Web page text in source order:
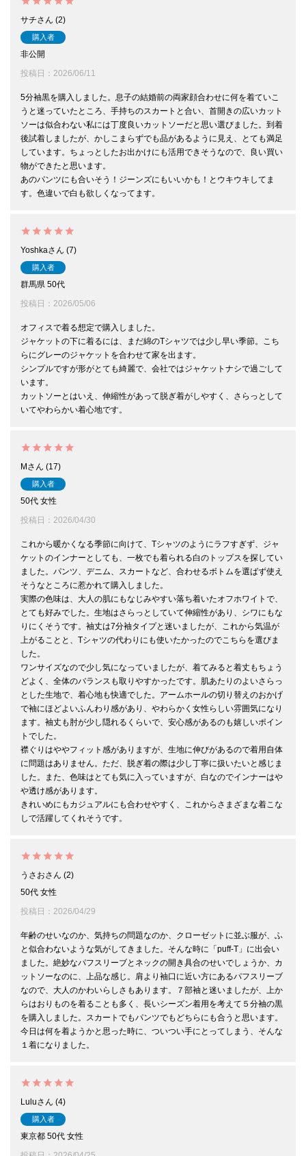
サチ 2
購入者
非公開
投稿日
2026/06/11
5分袖黒を購入しました。息子の結婚前の両家顔合わせに何を着ていこ
うと迷っていたところ、手持ちのスカートと合い、首開きの広いカット
ソーは似合わない私には丁度良いカットソーだと思い選びました。到着
後試着しましたが、かしこまらずでも品があるように見え、とても満足
しています。ちょっとしたお出かけにも活用できそうなので、良い買い
物ができたと思います。
あのパンツにも合いそう！ジーンズにもいいかも！とウキウキしてま
す。色違いで白も欲しくなってます。
Yoshka 7
購入者
群馬県 50代
投稿日
2026/05/06
オフィスで着る想定で購入しました。
ジャケットの下に着るには、まだ綿のTシャツでは少し早い季節。こち
らにグレーのジャケットを合わせて家を出ます。
シンプルですが形がとても綺麗で、会社ではジャケットナシで過ごして
います。
カットソーとはいえ、伸縮性があって脱ぎ着がしやすく、さらっとして
いてやわらかい着心地です。
M 17
購入者
50代 女性
投稿日
2026/04/30
これから暖かくなる季節に向けて、Tシャツのようにラフすぎず、ジャ
ケットのインナーとしても、一枚でも着られる白のトップスを探してい
ました。パンツ、デニム、スカートなど、合わせるボトムを選ばず使え
そうなところに惹かれて購入しました。
実際の色味は、大人の肌にもなじみやすい落ち着いたオフホワイトで、
とても好みでした。生地はさらっとしていて伸縮性があり、シワにもな
りにくそうです。袖丈は7分袖タイプと迷いましたが、これから気温が
上がることと、Tシャツの代わりにも使いたかったのでこちらを選びま
した。
ワンサイズなので少し気になっていましたが、着てみると着丈もちょう
どよく、全体のバランスも取りやすかったです。肌あたりのよいさらっ
とした生地で、着心地も快適でした。アームホールの切り替えのおかげ
で袖にほどよいふんわり感があり、やわらかく女性らしい雰囲気になり
ます。袖丈も肘が少し隠れるくらいで、安心感があるのも嬉しいポイン
トでした。
襟ぐりはややフィット感がありますが、生地に伸びがあるので着用自体
に問題はありません。ただ、脱ぎ着の際は少し丁寧に扱いたいと感じま
した。また、色味はとても気に入っていますが、白なのでインナーはや
や透け感があります。
きれいめにもカジュアルにも合わせやすく、これからさまざまな着こな
うさお
2
50代 女性
投稿日
2026/04/29
年齢のせいなのか、気持ちの問題なのか、クローゼットに並ぶ服が、ふ
と似合わないような気がしてきました。そんな時に「puff-T」に出会い
ました。絶妙なパフスリーブとネックの開き具合のせいでしょうか、カ
ットソーなのに、上品な感じ。肩より袖口に近い方にあるパフスリーブ
なので、大人のかわいらしさもあります。７部袖と迷いましたが、上か
らはおりものを着ることも多く、長いシーズン着用を考えて５分袖の黒
を購入しました。スカートでもパンツでもどちらにも合うと思います。
今日は何を着ようかと思った時に、ついつい手にとってしまう、そんな
１着になりました。
Lulu 4
購入者
東京都 50代 女性